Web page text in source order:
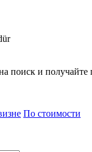
поиск и
По стоимости